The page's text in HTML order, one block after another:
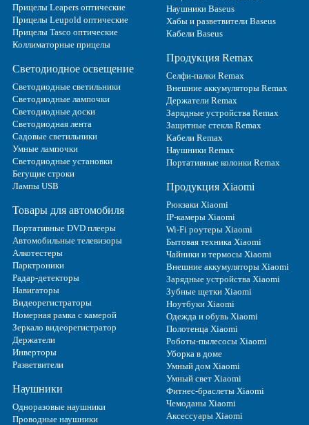
Прицелы Leapers оптические
Прицелы Leupold оптические
Прицелы Tasco оптические
Коллиматорные прицелы
Светодиодное освещение
Светодиодные светильники
Светодиодные лампочки
Светодиодные доски
Светодиодная лента
Садовые светильники
Умные лампочки
Светодиодные установки
Бегущие строки
Лампы USB
Товары для автомобиля
Портативные DVD плееры
Автомобильные телевизоры
Алкотестеры
Парктроники
Радар-детекторы
Навигаторы
Видеорегистраторы
Номерная рамка с камерой
Зеркало видеорегистратор
Держатели
Инверторы
Разветвители
Наушники
Одноразовые наушники
Проводные наушники
Наушники Baseus
Хабы и разветвители Baseus
Кабели Baseus
Продукция Remax
Селфи-палки Remax
Внешние аккумуляторы Remax
Держатели Remax
Зарядные устройства Remax
Защитные стекла Remax
Кабели Remax
Наушники Remax
Портативные колонки Remax
Продукция Xiaomi
Рюкзаки Xiaomi
IP-камеры Xiaomi
Wi-Fi роутеры Xiaomi
Бытовая техника Xiaomi
Чайники и термосы Xiaomi
Внешние аккумуляторы Xiaomi
Зарядные устройства Xiaomi
Зубные щетки Xiaomi
Ноутбуки Xiaomi
Одежда и обувь Xiaomi
Полотенца Xiaomi
Роботы-пылесосы Xiaomi
Уборка в доме
Умный дом Xiaomi
Умный свет Xiaomi
Фитнес-браслеты Xiaomi
Чемоданы Xiaomi
Аксессуары Xiaomi